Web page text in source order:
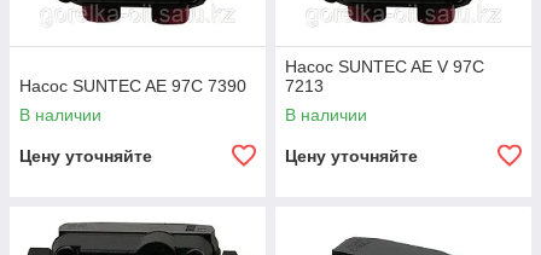
Насос SUNTEC AE 97C 7390
В наличии
Цену уточняйте
Насос SUNTEC AE V 97C
7213
В наличии
Цену уточняйте